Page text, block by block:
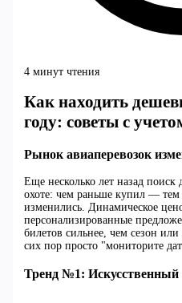
4 минут чтения
Как находить
году: советы с
Рынок авиаперевозок
Еще несколько лет назад
охоте: чем раньше купил —
изменились. Динамическое
персонализированные
билетов сильнее, чем сезон
сих пор просто "мониторите
Тренд №1: Искусственный